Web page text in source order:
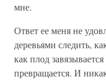
мне.
Ответ ее меня не
деревьями следить,
как плод
превращается. И